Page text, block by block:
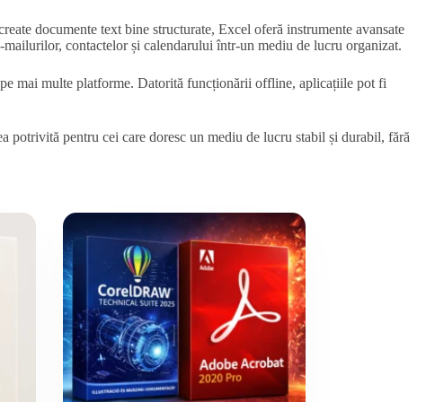
documente text bine structurate, Excel oferă instrumente avansate
contactelor și calendarului într-un mediu de lucru organizat.
mai multe platforme. Datorită funcționării offline, aplicațiile pot fi
potrivită pentru cei care doresc un mediu de lucru stabil și durabil, fără